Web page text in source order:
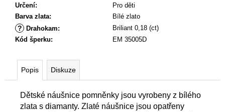
Určení:
Pro děti
Barva zlata: Bílé zlato
? Drahokam:
Briliant 0,18 (ct)
Kód šperku: EM 35005D
Popis Diskuze
Dětské náušnice pomněnky jsou vyrobeny z bílého
zlata s diamanty. Zlaté náušnice jsou opatřeny